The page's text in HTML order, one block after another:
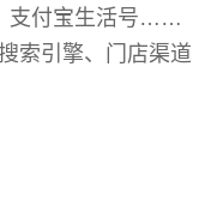
支付宝生活号……
索引擎、门店渠道